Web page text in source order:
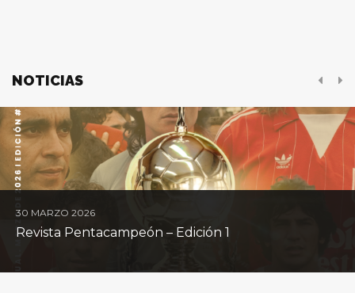
NOTICIAS
30 MARZO 2026
Revista Pentacampeón – Edición 1